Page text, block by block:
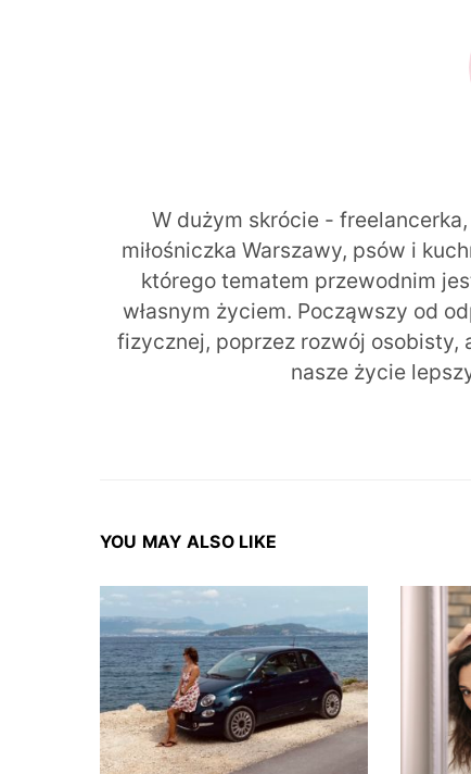
W dużym skrócie -
miłośniczka Warszawy, psów i
którego tematem przewodnim
własnym życiem. Począwszy od
fizycznej, poprzez rozwój osobisty,
nasze życie
YOU MAY ALSO LIKE